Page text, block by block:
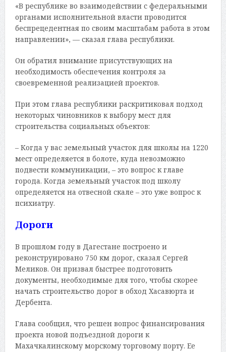
«В республике во взаимодействии с федеральными
органами исполнительной власти проводится
беспрецедентная по своим масштабам работа в этом
направлении», — сказал глава республики.
Он обратил внимание присутствующих на
необходимость обеспечения контроля за
своевременной реализацией проектов.
При этом глава республики раскритиковал подход
некоторых чиновников к выбору мест для
строительства социальных объектов:
– Когда у вас земельный участок для школы на 1220
мест определяется в болоте, куда невозможно
подвести коммуникации, – это вопрос к главе
города. Когда земельный участок под школу
определяется на отвесной скале – это уже вопрос к
психиатру.
Дороги
В прошлом году в Дагестане построено и
реконструировано 750 км дорог, сказал Сергей
Меликов. Он призвал быстрее подготовить
документы, необходимые для того, чтобы скорее
начать строительство дорог в обход Хасавюрта и
Дербента.
Глава сообщил, что решен вопрос финансирования
проекта новой подъездной дороги к
Махачкалинскому морскому торговому порту. Ее